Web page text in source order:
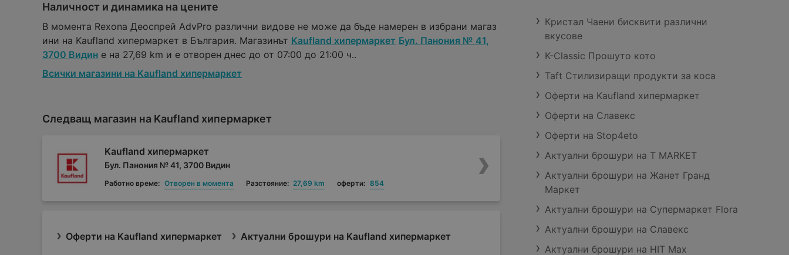
Наличност и динамика на цените
В момента Rexona Деоспрей AdvPro различни видове не може да бъде намерен в избрани магаз
ини на Kaufland хипермаркет в България. Магазинът Kaufland хипермаркет Бул. Панония № 41,
3700 Видин е на 27,69 km и е отворен днес до от 07:00 до 21:00 ч..
Всички магазини на Kaufland хипермаркет
Следващ магазин на Kaufland хипермаркет
Kaufland хипермаркет
Бул. Панония № 41, 3700 Видин
Работно време: Отворен в момента Разстояние: 27,69 km оферти: 854
Оферти на Kaufland хипермаркет
Актуални брошури на Kaufland хипермаркет
Кристал Чаени бисквити различни
вкусове
K-Classic Прошуто кото
Taft Стилизиращи продукти за коса
Оферти на Kaufland хипермаркет
Оферти на Славекс
Оферти на Stop4eto
Актуални брошури на T MARKET
Актуални брошури на Жанет Гранд
Маркет
Актуални брошури на Супермаркет Flora
Актуални брошури на Славекс
Актуални брошури на HIT Max